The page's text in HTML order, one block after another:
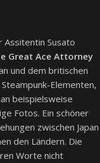
Assitentin Susato
Great Ace Attorney
und dem britischen
Elementen,
beispielsweise
Fotos. Ein schöner
zwischen Japan
den Ländern. Die
Worte nicht